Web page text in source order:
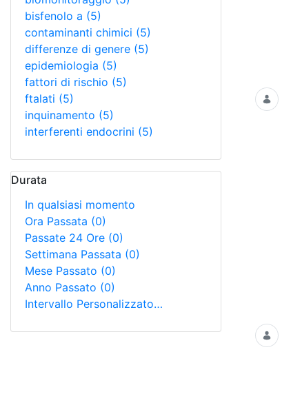
bisfenolo a (5)
contaminanti chimici (5)
differenze di genere (5)
epidemiologia (5)
fattori di rischio (5)
ftalati (5)
inquinamento (5)
interferenti endocrini (5)
Durata
In qualsiasi momento
Ora Passata (0)
Passate 24 Ore (0)
Settimana Passata (0)
Mese Passato (0)
Anno Passato (0)
Intervallo Personalizzato…